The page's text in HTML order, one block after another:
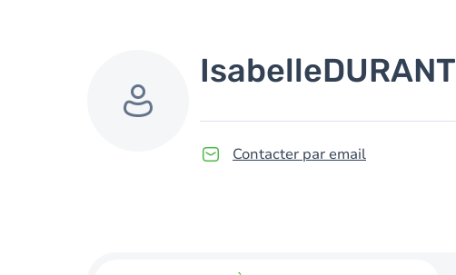
IsabelleDURANT
Contacter par email